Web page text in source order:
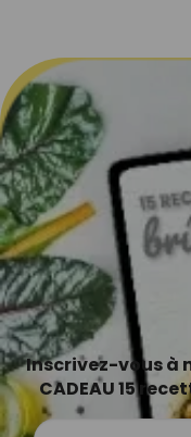
Inscrivez-vous à
CADEAU 15